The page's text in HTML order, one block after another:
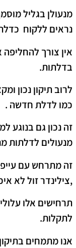
מנעולן בגליל
נראים ללקוח
אין צורך
בדלתות.
לרוב תיקון נכון
כמו לדלת חדשה .
זה נכון גם בנוגע
מנעולים לדלתות
זה מתרחש עם
,צילינדר זול לא
תרחישים אלו
לתקלות.
אנו מתמחים